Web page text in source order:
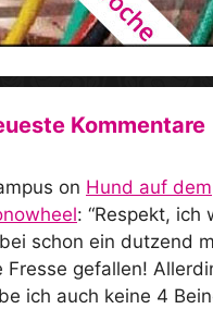
Kommentare
on Hund auf dem
: “Respekt, ich
schon ein dutzend
Fresse gefallen!
ich auch keine 4